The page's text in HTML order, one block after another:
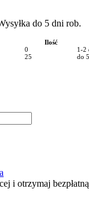
do 5 dni rob.
Ilość
0
1-2
25 do
i otrzymaj